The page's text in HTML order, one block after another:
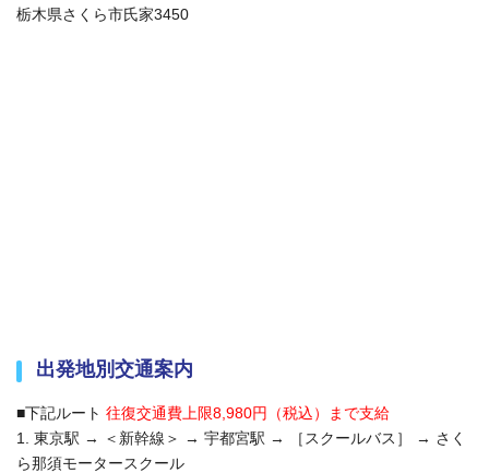
栃木県さくら市氏家3450
出発地別交通案内
■下記ルート 往復交通費上限8,980円（税込）まで支給
1. 東京駅 → ＜新幹線＞ → 宇都宮駅 → ［スクールバス］ → さく
ら那須モータースクール